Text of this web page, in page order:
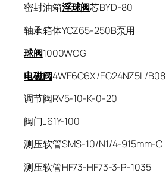
密封油箱浮球阀芯BYD-80
轴承箱体YCZ65-250B泵用
球阀1000WOG
电磁阀4WE6C6X/EG24NZ5L/B08
调节阀RV5-10-K-0-20
阀门J61Y-100
测压软管SMS-10/N1/4-915mm-C
测压软管HF73-HF73-3-P-1035